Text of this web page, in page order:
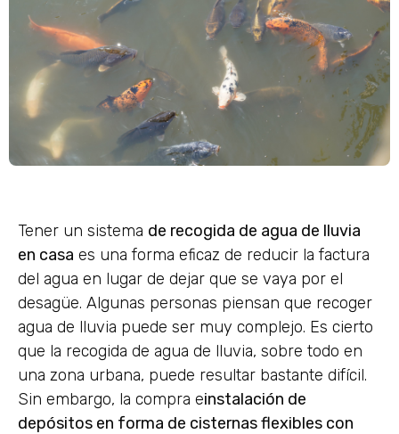
Tener un sistema de recogida de agua de lluvia
en casa es una forma eficaz de reducir la factura
del agua en lugar de dejar que se vaya por el
desagüe. Algunas personas piensan que recoger
agua de lluvia puede ser muy complejo. Es cierto
que la recogida de agua de lluvia, sobre todo en
una zona urbana, puede resultar bastante difícil.
Sin embargo, la compra einstalación de
depósitos en forma de cisternas flexibles con